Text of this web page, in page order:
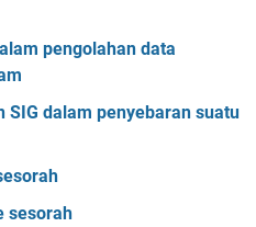
pengolahan data
SIG dalam penyebaran suatu
sesorah